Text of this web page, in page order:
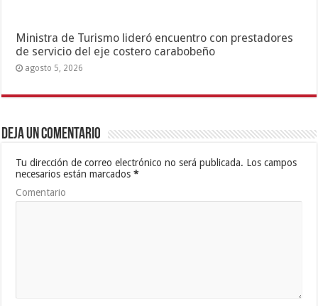
Ministra de Turismo lideró encuentro con prestadores
de servicio del eje costero carabobeño
agosto 5, 2026
Deja un comentario
Tu dirección de correo electrónico no será publicada. Los campos
necesarios están marcados*
Comentario